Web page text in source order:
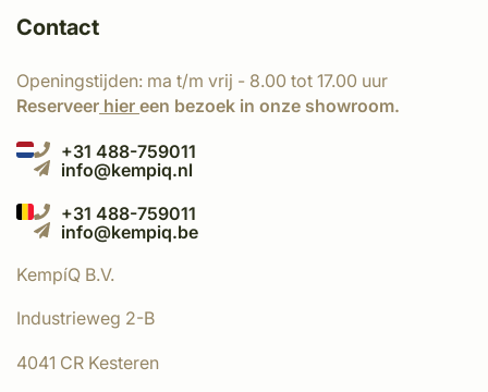
Contact
Openingstijden: ma t/m vrij - 8.00 tot 17.00 uur
Reserveer hier een bezoek in onze showroom.
+31 488-759011
info@kempiq.nl
+31 488-759011
info@kempiq.be
KempíQ B.V.
Industrieweg 2-B
4041 CR Kesteren